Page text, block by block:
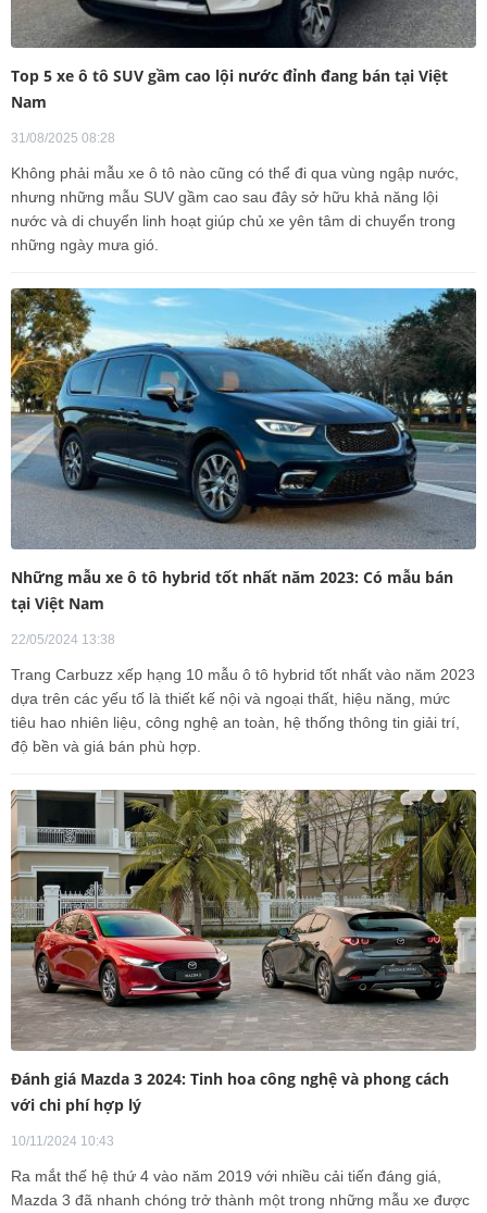
Top 5 xe ô tô SUV gầm cao lội nước đỉnh đang bán tại Việt
Nam
31/08/2025 08:28
Không phải mẫu xe ô tô nào cũng có thể đi qua vùng ngập nước,
nhưng những mẫu SUV gầm cao sau đây sở hữu khả năng lội
nước và di chuyển linh hoạt giúp chủ xe yên tâm di chuyển trong
những ngày mưa gió.
Những mẫu xe ô tô hybrid tốt nhất năm 2023: Có mẫu bán
tại Việt Nam
22/05/2024 13:38
Trang Carbuzz xếp hạng 10 mẫu ô tô hybrid tốt nhất vào năm 2023
dựa trên các yếu tố là thiết kế nội và ngoại thất, hiệu năng, mức
tiêu hao nhiên liệu, công nghệ an toàn, hệ thống thông tin giải trí,
độ bền và giá bán phù hợp.
Đánh giá Mazda 3 2024: Tinh hoa công nghệ và phong cách
với chi phí hợp lý
10/11/2024 10:43
Ra mắt thế hệ thứ 4 vào năm 2019 với nhiều cải tiến đáng giá,
Mazda 3 đã nhanh chóng trở thành một trong những mẫu xe được